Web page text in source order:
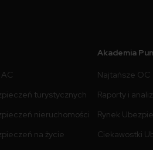
turystycznych
nieruchomości
na życie
Akademia
Najtańsze OC
Raporty i
Rynek
Ciekawostki